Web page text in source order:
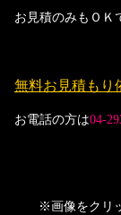
お見積のみもＯＫ
無料お見積もり
お電話の方は04-
※画像をクリッ